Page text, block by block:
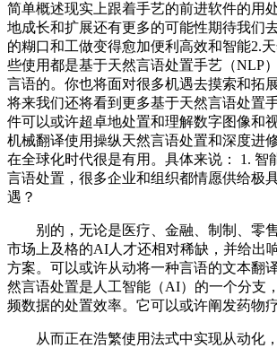
简单概述现实上跟着手艺的前进软件的用
地成长和扩展还有更多的可能性期待我们
的糊口和工做变得愈加便利高效和智能2.
些使用都是基于天然言语处置手艺（NLP
言语的。你也将面对很多机遇去摸索和拓
将来我们还将看到更多基于天然言语处置
件可以或许超卓地处置和理解数字图像和
机械翻译使用操纵天然言语处置和深度进
在全球化时代很是有用。具体来说： 1. 智
言语处置，很多企业和组织都情愿供给极
遇？
别的，无论是医疗、金融、制制、零售
市场上及格的AI人才还相对稀缺，并给出
方案。可以或许从动将一种言语的文本翻
然言语处置是人工智能（AI）的一个分支
频数据的处置效率。它可以或许阐发药物
从而正在浩繁使用法式中实现从动化，